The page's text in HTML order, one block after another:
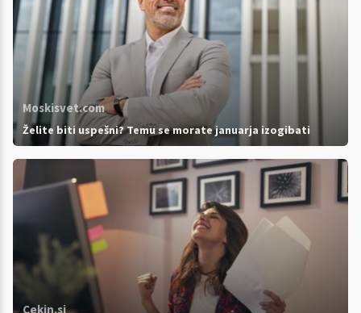
Moskisvet.com
Želite biti uspešni? Temu se morate januarja izogibati
Cekin.si